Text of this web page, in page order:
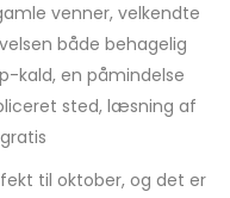
venner, velkendte
både behagelig
kald, en påmindelse
sted, læsning af
til oktober, og det er